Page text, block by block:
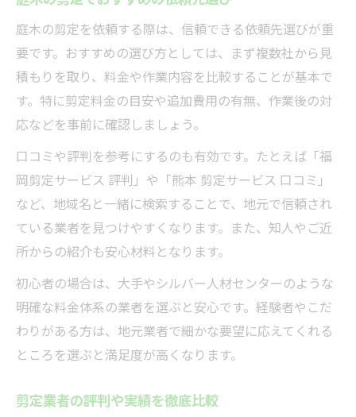
庭木の剪定を依頼する際は、信頼できる依頼先選びが重
要です。おすすめの選び方としては、まず複数社から見
積もりを取り、料金や作業内容を比較することが基本で
す。特に剪定料金の目安や追加費用の有無、作業後の対
応などを事前に確認しましょう。
口コミや評判を参考にするのも有効です。たとえば「福
岡剪定サービス 評判」や「熊本 剪定サービス 口コミ」
など、地域名と一緒に検索することで、地元で信頼され
ている業者を見つけやすくなります。また、知人やご近
所からの紹介も安心材料となります。
初心者の場合は、大手やシルバー人材センターのような
明確な料金体系の業者を選ぶと安心です。経験者やこだ
わりがある方は、地元業者で細かな要望に応えてくれる
ところを選ぶと満足度が高くなります。
剪定業者の評判や実績を徹底比較